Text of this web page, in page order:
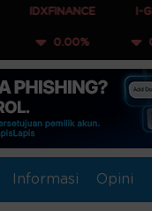
I-GRADE
0.00%
Informasi Opini